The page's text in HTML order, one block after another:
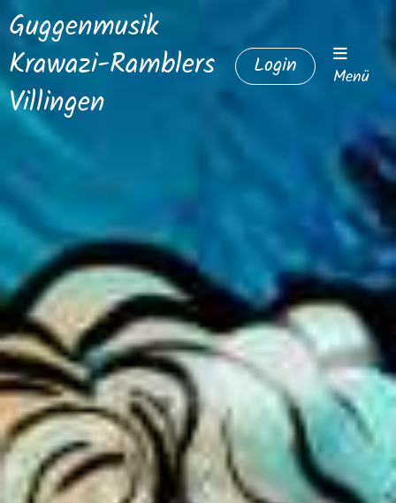
Guggenmusik
Krawazi-Ramblers
Villingen
Login Menü